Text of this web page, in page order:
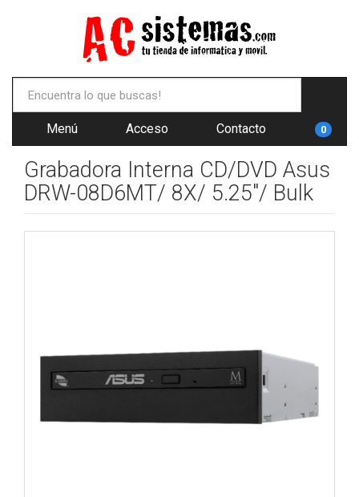
Menú Acceso Contacto 0
Grabadora Interna CD/DVD Asus
DRW-08D6MT/ 8X/ 5.25"/ Bulk